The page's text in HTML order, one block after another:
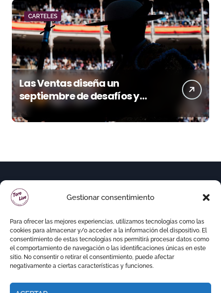
Gestionar consentimiento
Para ofrecer las mejores experiencias, utilizamos tecnologías como las
cookies para almacenar y/o acceder a la información del dispositivo. El
consentimiento de estas tecnologías nos permitirá procesar datos como
el comportamiento de navegación o las identificaciones únicas en este
sitio. No consentir o retirar el consentimiento, puede afectar
negativamente a ciertas características y funciones.
CARTELES
Las Ventas diseña un
septiembre de desafíos y
variedad ganadera